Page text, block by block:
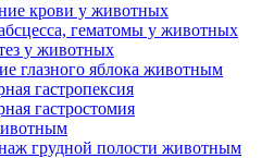
крови у животных
гематомы у животных
у животных
глазного яблока животным
гастропексия
гастростомия
грудной полости животным